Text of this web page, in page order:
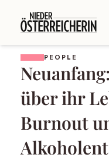
PEOPLE
über ihr
Burnout